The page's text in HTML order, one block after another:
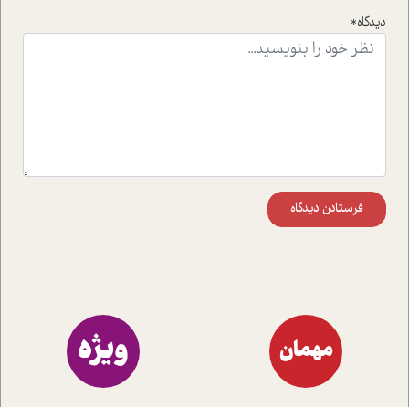
موثرترین راهکارهای استفاده از هوش مصنوعی در حوزه های
دیدگاه*
فرستادن دیدگاه
مهمان ویژه